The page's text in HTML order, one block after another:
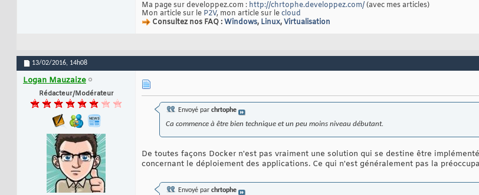
Ma page sur developpez.com : http://chrtophe.developpez.com/(avec mes articles)
Mon article sur le P2V, mon article sur lecloud
Consultez nos FAQ :Windows, Linux,Virtualisation
13/02/2016, 14h08
Logan Mauzaize
Rédacteur/Modérateur
Envoyé par chrtophe
Ca commence à être bien technique et un peu moins niveau débutant.
De toutes façons Docker n'est pas vraiment une solution qui se destine être
concernant le déploiement des applications. Ce qui n'est généralement pas la
Envoyé par chrtophe